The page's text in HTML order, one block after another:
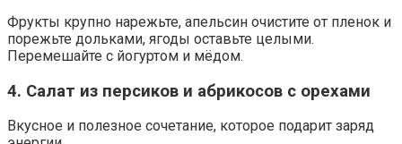
Фрукты крупно нарежьте, апельсин очистите от пленок и
порежьте дольками, ягоды оставьте целыми.
Перемешайте с йогуртом и мёдом.
4. Салат из персиков и абрикосов с орехами
Вкусное и полезное сочетание, которое подарит заряд